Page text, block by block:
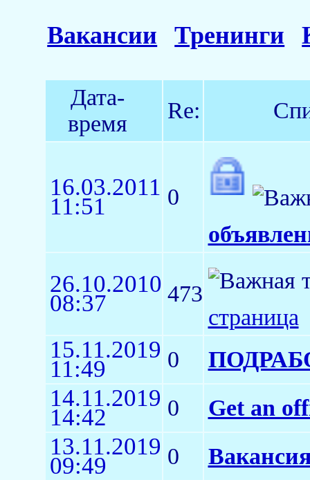
Вакансии Тренинги
Дата-
время
Re:
16.03.2011
11:51
0
26.10.2010
08:37
473
страница
15.11.2019
11:49 0
14.11.2019
14:42 0 Get an
13.11.2019
09:49 0